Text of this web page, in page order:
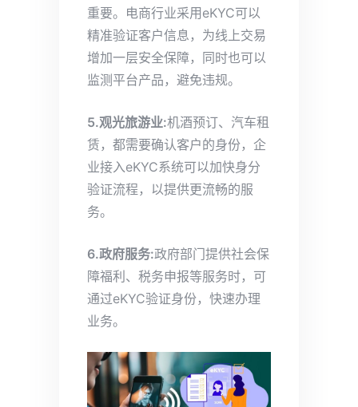
重要。电商行业采用eKYC可以
精准验证客户信息，为线上交易
增加一层安全保障，同时也可以
监测平台产品，避免违规。
5.观光旅游业:机酒预订、汽车租
赁，都需要确认客户的身份，企
业接入eKYC系统可以加快身分
验证流程，以提供更流畅的服
务。
6.政府服务:政府部门提供社会保
障福利、税务申报等服务时，可
通过eKYC验证身份，快速办理
业务。